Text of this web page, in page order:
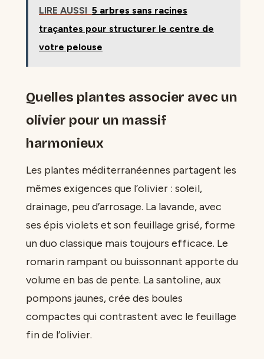
LIRE AUSSI 5 arbres sans racines
traçantes pour structurer le centre de
votre pelouse
Quelles plantes associer avec un
olivier pour un massif
harmonieux
Les plantes méditerranéennes partagent les
mêmes exigences que l’olivier : soleil,
drainage, peu d’arrosage. La lavande, avec
ses épis violets et son feuillage grisé, forme
un duo classique mais toujours efficace. Le
romarin rampant ou buissonnant apporte du
volume en bas de pente. La santoline, aux
pompons jaunes, crée des boules
compactes qui contrastent avec le feuillage
fin de l’olivier.